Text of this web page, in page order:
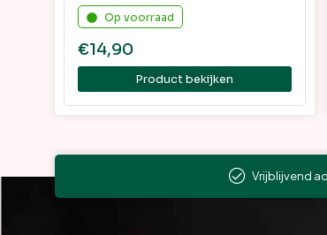
Op voorraad
€14,90
Product bekijken
Vrijblijvend